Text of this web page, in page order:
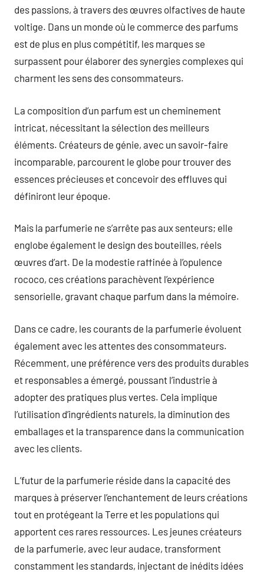
des passions, à travers des œuvres olfactives de haute
voltige. Dans un monde où le commerce des parfums
est de plus en plus compétitif, les marques se
surpassent pour élaborer des synergies complexes qui
charment les sens des consommateurs.
La composition d’un parfum est un cheminement
intricat, nécessitant la sélection des meilleurs
éléments. Créateurs de génie, avec un savoir-faire
incomparable, parcourent le globe pour trouver des
essences précieuses et concevoir des effluves qui
définiront leur époque.
Mais la parfumerie ne s’arrête pas aux senteurs; elle
englobe également le design des bouteilles, réels
œuvres d’art. De la modestie raffinée à l’opulence
rococo, ces créations parachèvent l’expérience
sensorielle, gravant chaque parfum dans la mémoire.
Dans ce cadre, les courants de la parfumerie évoluent
également avec les attentes des consommateurs.
Récemment, une préférence vers des produits durables
et responsables a émergé, poussant l’industrie à
adopter des pratiques plus vertes. Cela implique
l’utilisation d’ingrédients naturels, la diminution des
emballages et la transparence dans la communication
avec les clients.
L’futur de la parfumerie réside dans la capacité des
marques à préserver l’enchantement de leurs créations
tout en protégeant la Terre et les populations qui
apportent ces rares ressources. Les jeunes créateurs
de la parfumerie, avec leur audace, transforment
constamment les standards, injectant de inédits idées